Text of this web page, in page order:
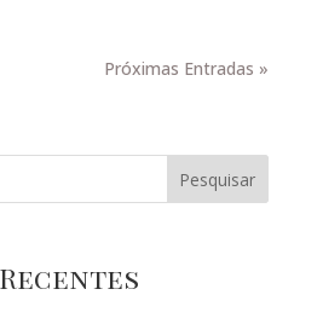
Próximas Entradas »
Pesquisar